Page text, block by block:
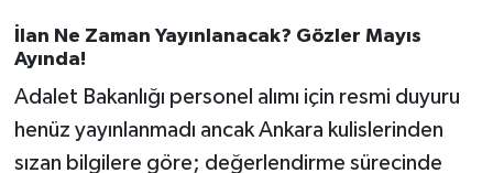
İlan Ne Zaman Yayınlanacak? Gözler Mayıs
Ayında!
Adalet Bakanlığı personel alımı için resmi duyuru
henüz yayınlanmadı ancak Ankara kulislerinden
sızan bilgilere göre; değerlendirme sürecinde
Resmi İlanlar
SAĞLIK